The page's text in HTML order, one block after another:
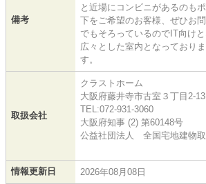
備考
と近場にコンビニがあるのも
下をご希望のお客様、ぜひお
でもそろっているのでIT向け
広々とした室内となっており
す。
取扱会社
クラストホーム
大阪府藤井寺市古室３丁目2-13
TEL:072-931-3060
大阪府知事 (2) 第60148号
公益社団法人 全国宅地建物
情報更新日 2026年08月08日